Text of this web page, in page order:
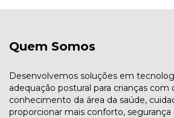
Quem Somos
Desenvolvemos soluções em
adequação postural para crianças com
conhecimento da área da saúde,
proporcionar mais conforto, segurança